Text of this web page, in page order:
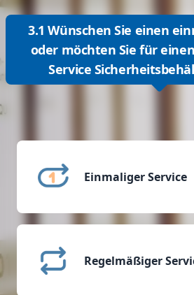
3.1 Wünschen Sie einen
oder möchten Sie für
Service
Einmaliger Service
Regelmäßiger